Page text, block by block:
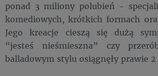
ponad 3 miliony polubień -
komediowych, krótkich formach
Jego kreacje cieszą się dużą
“jesteś nieśmieszna” czy
balladowym stylu osiągnęły prawie